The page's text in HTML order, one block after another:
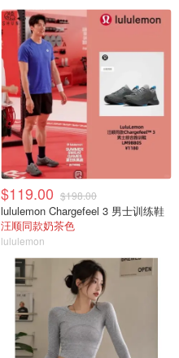
$119.00 $198.00
lululemon Chargefeel 3 男士训练鞋
汪顺同款奶茶色
lululemon